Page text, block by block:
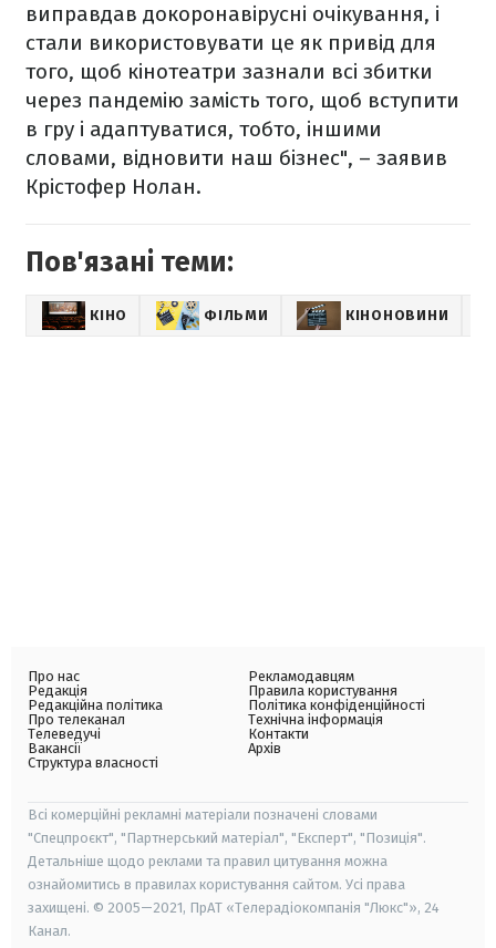
виправдав докоронавірусні очікування, і
стали використовувати це як привід для
того, щоб кінотеатри зазнали всі збитки
через пандемію замість того, щоб вступити
в гру і адаптуватися, тобто, іншими
словами, відновити наш бізнес", – заявив
Крістофер Нолан.
Пов'язані теми:
КІНО ФІЛЬМИ КІНОНОВИНИ
Про нас
Редакція
Редакційна політика
Про телеканал
Телеведучі
Вакансії
Структура власності
Рекламодавцям
Правила користування
Політика конфіденційності
Технічна інформація
Контакти
Архів
Всі комерційні рекламні матеріали позначені словами
"Спецпроєкт", "Партнерський матеріал", "Експерт", "Позиція".
Детальніше щодо реклами та правил цитування можна
ознайомитись в правилах користування сайтом. Усі права
захищені. © 2005—2021, ПрАТ «Телерадіокомпанія "Люкс"», 24
Канал.